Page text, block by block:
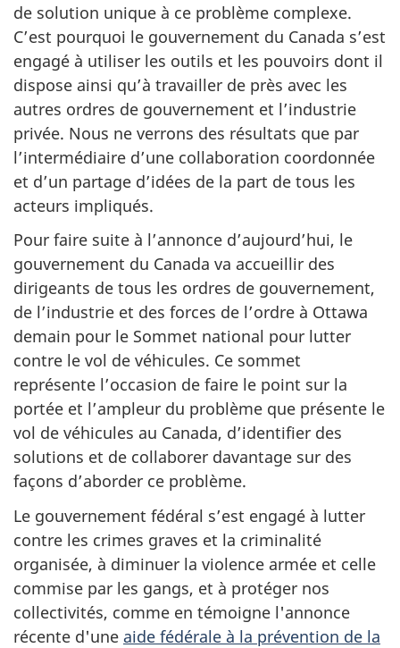
de solution unique à ce problème complexe.
C’est pourquoi le gouvernement du Canada s’est
engagé à utiliser les outils et les pouvoirs dont il
dispose ainsi qu’à travailler de près avec les
autres ordres de gouvernement et l’industrie
privée. Nous ne verrons des résultats que par
l’intermédiaire d’une collaboration coordonnée
et d’un partage d’idées de la part de tous les
acteurs impliqués.
Pour faire suite à l’annonce d’aujourd’hui, le
gouvernement du Canada va accueillir des
dirigeants de tous les ordres de gouvernement,
de l’industrie et des forces de l’ordre à Ottawa
demain pour le Sommet national pour lutter
contre le vol de véhicules. Ce sommet
représente l’occasion de faire le point sur la
portée et l’ampleur du problème que présente le
vol de véhicules au Canada, d’identifier des
solutions et de collaborer davantage sur des
façons d’aborder ce problème.
Le gouvernement fédéral s’est engagé à lutter
contre les crimes graves et la criminalité
organisée, à diminuer la violence armée et celle
commise par les gangs, et à protéger nos
collectivités, comme en témoigne l'annonce
récente d'une aide fédérale à la prévention de la